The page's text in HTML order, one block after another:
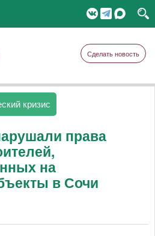
Сделать новость
кризис
права
на
в Сочи